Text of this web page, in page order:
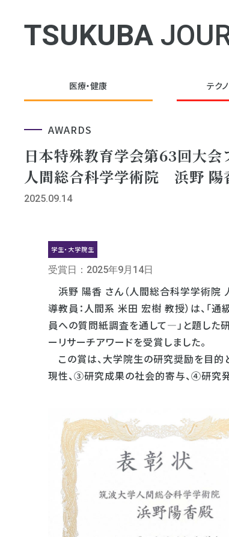
TSUKUBA
医療・健康 テク
AWARDS
日本特殊教育学会第63回大
人間総合科学学術院 浜野 陽
2025.09.14
学生・大学院生
受賞日：2025年9月14日
浜野 陽香 さん（人間総合科学学術院
導教員：人間系 米田 宏樹 教授）は、「
員への質問紙調査を通して―」と題した
ーリサーチアワードを受賞しました。
この賞は、大学院生の研究奨励を目
現性、③研究成果の社会的寄与、④研究発